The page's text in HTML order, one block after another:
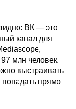
ВК — это
канал для
млн человек.
выстраивать
попадать прямо